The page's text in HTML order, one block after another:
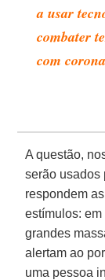
a usar
combater
com
A questão,
serão usados
respondem
estímulos:
grandes
alertam ao
uma pessoa